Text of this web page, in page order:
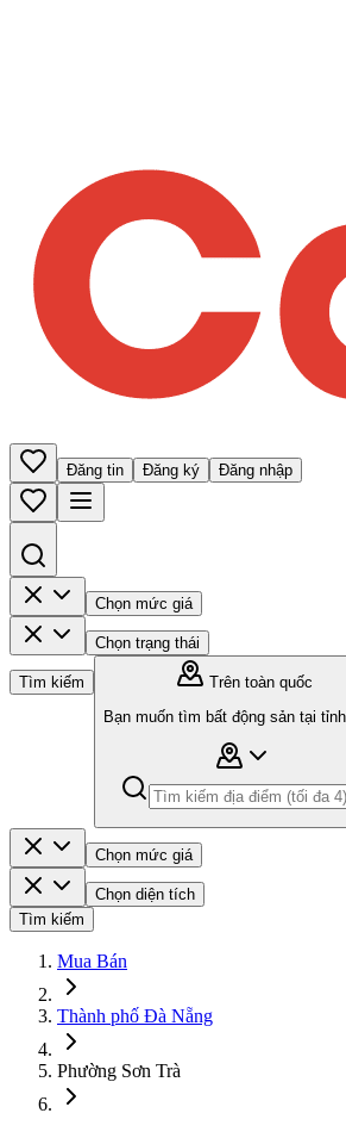
Đăng tin Đăng ký Đăng nhập
Chọn mức giá
Chọn trạng thái
Tìm kiếm
Trên toàn quốc
Bạn muốn tìm bất động sản tại
Chọn mức giá
Chọn diện tích
Tìm kiếm
Mua Bán
Thành phố Đà Nẵng
Phường Sơn Trà